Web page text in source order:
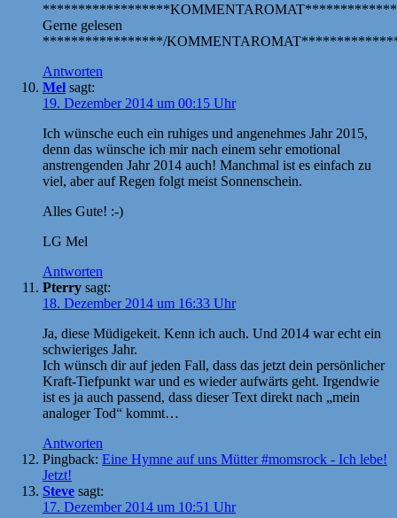
Gerne gelesen
*****************/
Antworten
Mel sagt:
19. Dezember 2014 um 00:15 Uhr
Ich wünsche euch ein ruhiges und angenehmes Jahr 2015,
denn das wünsche ich mir nach einem sehr emotional
anstrengenden Jahr 2014 auch! Manchmal ist es einfach zu
viel, aber auf Regen folgt meist Sonnenschein.
Alles Gute! :-)
LG Mel
Antworten
Pterry sagt:
18. Dezember 2014 um 16:33 Uhr
Ja, diese Müdigekeit. Kenn ich auch. Und 2014 war echt ein
schwieriges Jahr.
Ich wünsch dir auf jeden Fall, dass das jetzt dein persönlicher
Kraft-Tiefpunkt war und es wieder aufwärts geht. Irgendwie
ist es ja auch passend, dass dieser Text direkt nach „mein
analoger Tod“ kommt…
Antworten
Pingback: Eine Hymne auf uns Mütter #momsrock - Ich lebe!
Jetzt!
Steve sagt:
17. Dezember 2014 um 10:51 Uhr